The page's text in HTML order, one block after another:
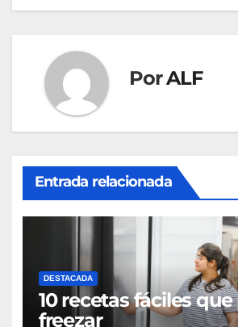
PorALF
Entrada relacionada
DESTACADA
10 recetas fáciles
freezar